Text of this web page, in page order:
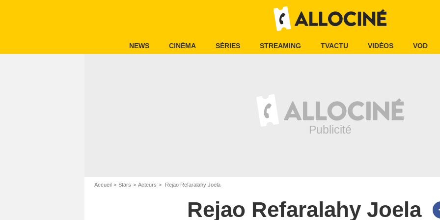
NEWS CINÉMA SÉRIES STREAMING TVACTU VIDÉOS VOD
Accueil Stars Acteurs Rejao Refaralahy Joela
Rejao Refaralahy Joela